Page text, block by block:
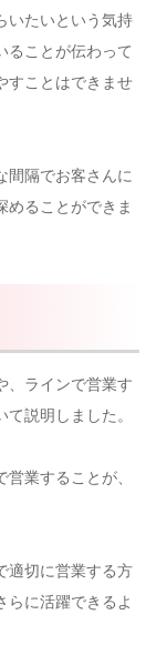
いたいという気持
ることが伝わって
すことはできませ
間隔でお客さんに
めることができま
、ラインで営業す
説明しました。
業することが、
適切に営業する方
らに活躍できるよ